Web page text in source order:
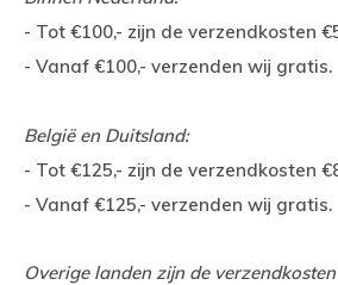
- Tot €100,- zijn de verzendkosten
- Vanaf €100,- verzenden wij gratis.
België en Duitsland:
- Tot €125,- zijn de verzendkosten
- Vanaf €125,- verzenden wij gratis.
Overige landen zijn de